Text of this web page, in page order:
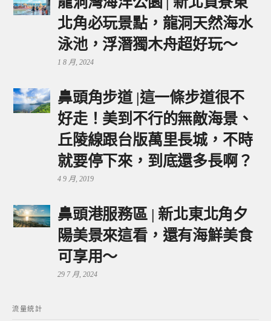
北角必玩景點，龍洞天然海水
泳池，浮潛獨木舟超好玩～
1 8 月, 2024
鼻頭角步道 |這一條步道很不
好走！美到不行的無敵海景、
丘陵線跟台版萬里長城，不時
就要停下來，到底還多長啊？
4 9 月, 2019
鼻頭港服務區 | 新北東北角夕
陽美景來這看，還有海鮮美食
可享用～
29 7 月, 2024
流量統計